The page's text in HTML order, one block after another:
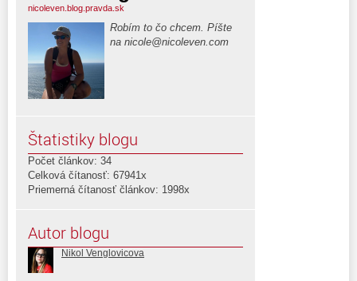
nicoleven.blog.pravda.sk
Robím to čo chcem. Píšte
na nicole@nicoleven.com
Štatistiky blogu
Počet článkov: 34
Celková čítanosť: 67941x
Priemerná čítanosť článkov: 1998x
Autor blogu
Nikol Venglovicova